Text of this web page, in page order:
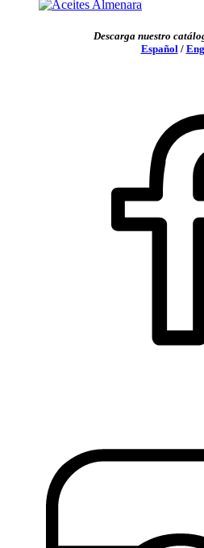
Descarga nuestro
Español/